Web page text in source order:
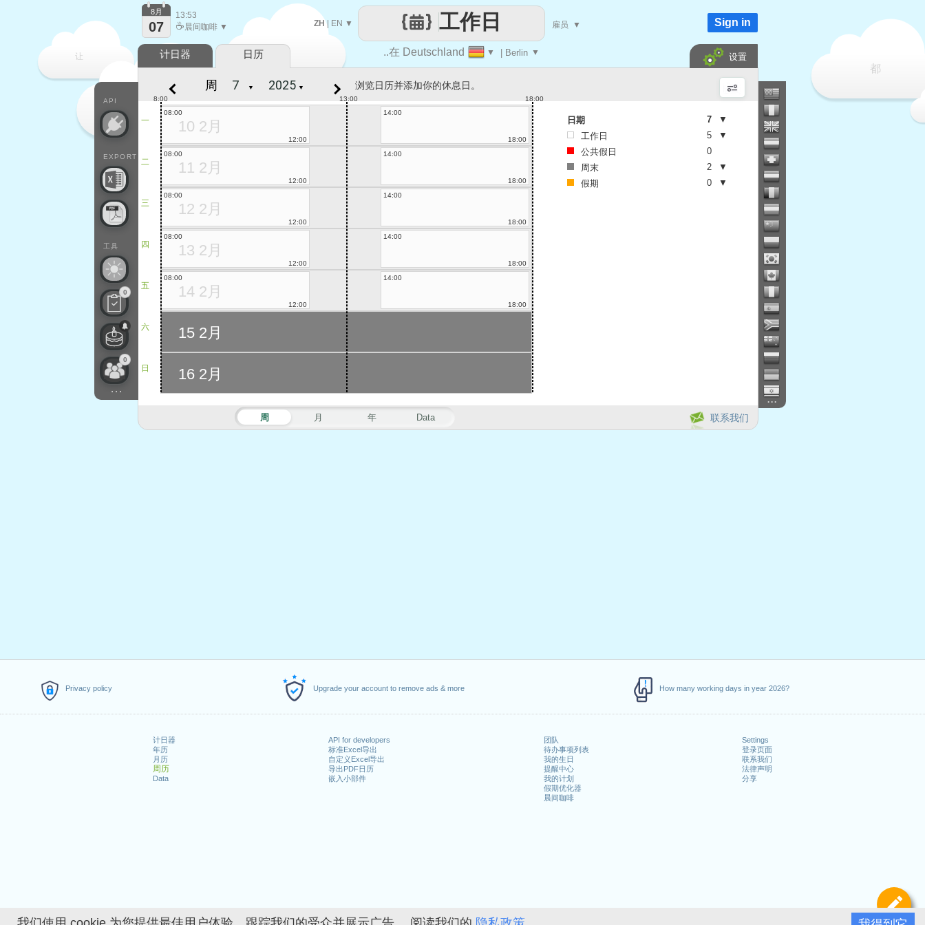
Privacy policy Upgrade your account to remove ads & more How many working days in year 2026?
计日器
年历
月历
周历
Data
API for developers
标准Excel导出
自定义Excel导出
导出PDF日历
嵌入小部件
团队
待办事项列表
我的生日
提醒中心
我的计划
假期优化器
晨间咖啡
Settings
登录页面
联系我们
法律声明
分享
定
让
每一天
都
..在 Deutschland ▼ | Berlin ▼
工作日
ZH | EN ▼ 雇员 ▼
API
EXPORT
工具
0
0
...
8月
07
13:53
☕晨间咖啡 ▼ Sign in
计日器 日历 设置
...
联系我们
周 月 年 Data
周 ▼ ▼ 浏览日历并添加你的休息日。
一
二
三
四
五
六
日
13:00
8:00 18:00
10 2月
08:00
12:00
14:00
18:00
11 2月
08:00
12:00
14:00
18:00
12 2月
08:00
12:00
14:00
18:00
13 2月
08:00
12:00
14:00
18:00
14 2月
08:00
12:00
14:00
18:00
15 2月
16 2月
日期 7
▼
工作日
5
▼
公共假日
0
周末
2
▼
假期
0 ▼